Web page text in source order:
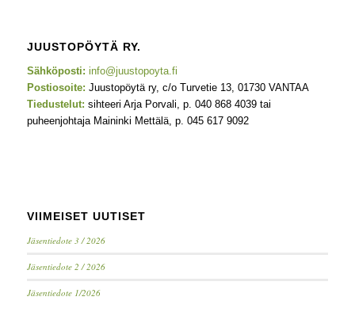
JUUSTOPÖYTÄ RY.
Sähköposti: info@juustopoyta.fi
Postiosoite: Juustopöytä ry, c/o Turvetie 13, 01730 VANTAA
Tiedustelut: sihteeri Arja Porvali, p. 040 868 4039 tai
puheenjohtaja Maininki Mettälä, p. 045 617 9092
VIIMEISET UUTISET
Jäsentiedote 3 / 2026
Jäsentiedote 2 / 2026
Jäsentiedote 1/2026